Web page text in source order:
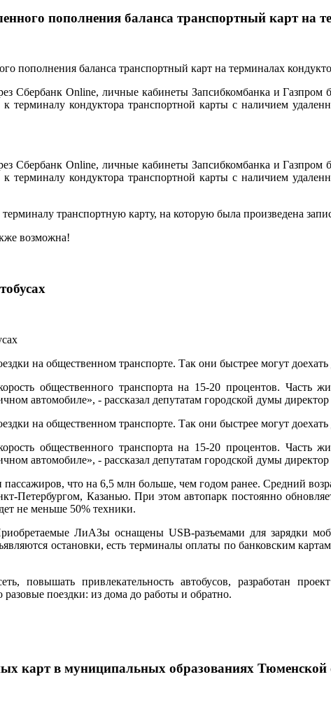
пополнения баланса транспортный карт на
Сбербанк Online, личные кабинеты Запсибкомбанка и Газпром
кондуктора транспортной карты с наличием
Сбербанк Online, личные кабинеты Запсибкомбанка и Газпром
кондуктора транспортной карты с наличием
транспортную карту, на которую была произведена
возможна!
на общественном транспорте. Так они быстрее могут
общественного транспорта на 15-20 процентов. Часть
автомобиле», - рассказал депутатам городской думы
на общественном транспорте. Так они быстрее могут
общественного транспорта на 15-20 процентов. Часть
автомобиле», - рассказал депутатам городской думы
что на 6,5 млн больше, чем годом ранее. Средний
Петербургом, Казанью. При этом автопарк постоянно
не меньше 50% техники.
ЛиАЗы оснащены USB-разъемами для зарядки
остановки, есть терминалы оплаты по банковским
повышать привлекательность автобусов, разработан
поездки: из дома до работы и обратно.
карт в муниципальных образованиях Тюменской